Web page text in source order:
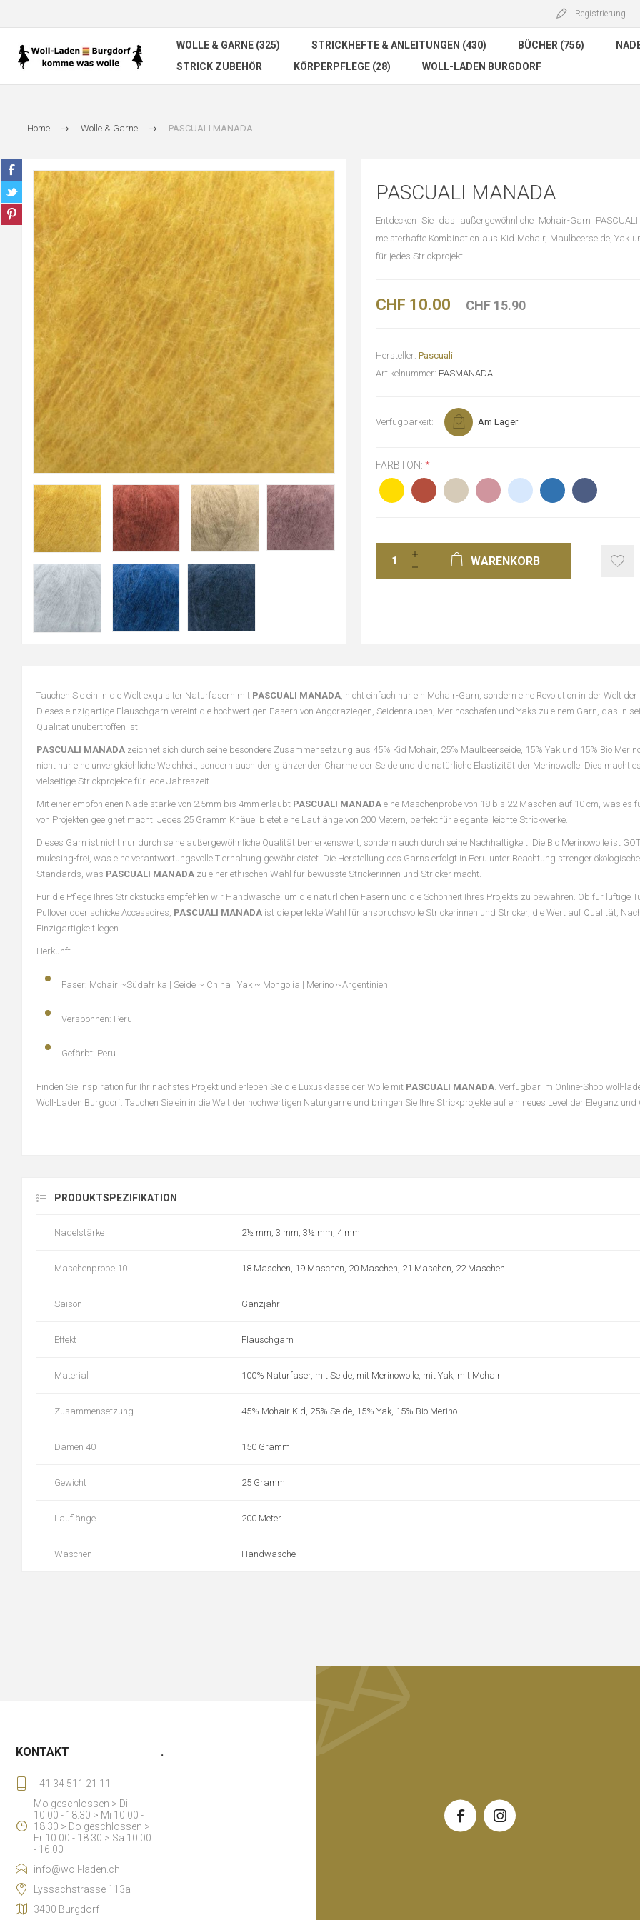
Registrierung
WOLLE & GARNE (325) STRICKHEFTE & ANLEITUNGEN (430) BÜCHER (756)
STRICK ZUBEHÖR
KÖRPERPFLEGE (28) WOLL-LADEN BURGDORF
Home Wolle & Garne PASCUALI MANADA
PASCUALI MANADA
Entdecken Sie das außergewöhnliche Mohair-Garn
meisterhafte Kombination aus Kid Mohair, Maulbeerseide, Yak
für jedes Strickprojekt.
CHF 10.00 CHF 15.90
Hersteller: Pascuali
Artikelnummer: PASMANADA
Verfügbarkeit: Am Lager
FARBTON: *
WARENKORB
Tauchen Sie ein in die Welt exquisiter Naturfasern mit PASCUALI MANADA, nicht einfach nur ein Mohair-Garn, sondern eine Revolution in der Welt
Dieses einzigartige Flauschgarn vereint die hochwertigen Fasern von Angoraziegen, Seidenraupen, Merinoschafen und Yaks zu einem Garn, das in
Qualität unübertroffen ist.
PASCUALI MANADA zeichnet sich durch seine besondere Zusammensetzung aus 45% Kid Mohair, 25% Maulbeerseide, 15% Yak und 15% Bio
nicht nur eine unvergleichliche Weichheit, sondern auch den glänzenden Charme der Seide und die natürliche Elastizität der Merinowolle. Dies macht
vielseitige Strickprojekte für jede Jahreszeit.
Mit einer empfohlenen Nadelstärke von 2.5mm bis 4mm erlaubt PASCUALI MANADA eine Maschenprobe von 18 bis 22 Maschen auf 10 cm, was es
von Projekten geeignet macht. Jedes 25 Gramm Knäuel bietet eine Lauflänge von 200 Metern, perfekt für elegante, leichte Strickwerke.
Dieses Garn ist nicht nur durch seine außergewöhnliche Qualität bemerkenswert, sondern auch durch seine Nachhaltigkeit. Die Bio Merinowolle ist
mulesing-frei, was eine verantwortungsvolle Tierhaltung gewährleistet. Die Herstellung des Garns erfolgt in Peru unter Beachtung strenger
Standards, was PASCUALI MANADA zu einer ethischen Wahl für bewusste Strickerinnen und Stricker macht.
Für die Pflege Ihres Strickstücks empfehlen wir Handwäsche, um die natürlichen Fasern und die Schönheit Ihres Projekts zu bewahren. Ob für luftige
Pullover oder schicke Accessoires, PASCUALI MANADA ist die perfekte Wahl für anspruchsvolle Strickerinnen und Stricker, die Wert auf Qualität,
Einzigartigkeit legen.
Herkunft
Faser: Mohair ~Südafrika | Seide ~ China | Yak ~ Mongolia | Merino ~Argentinien
Versponnen: Peru
Gefärbt: Peru
Finden Sie Inspiration für Ihr nächstes Projekt und erleben Sie die Luxusklasse der Wolle mit PASCUALI MANADA. Verfügbar im Online-Shop woll-
Woll-Laden Burgdorf. Tauchen Sie ein in die Welt der hochwertigen Naturgarne und bringen Sie Ihre Strickprojekte auf ein neues Level der Eleganz und
PRODUKTSPEZIFIKATION
Nadelstärke 2½ mm, 3 mm, 3½ mm, 4 mm
Maschenprobe 10 18 Maschen, 19 Maschen, 20 Maschen, 21 Maschen, 22 Maschen
Saison Ganzjahr
Effekt Flauschgarn
Material 100% Naturfaser, mit Seide, mit Merinowolle, mit Yak, mit Mohair
Zusammensetzung 45% Mohair Kid, 25% Seide, 15% Yak, 15% Bio Merino
Damen 40 150 Gramm
Gewicht 25 Gramm
Lauflänge 200 Meter
Waschen Handwäsche
KONTAKT
+41 34 511 21 11
Mo geschlossen > Di
10.00 - 18.30 > Mi 10.00 -
18.30 > Do geschlossen >
Fr 10.00 - 18.30 > Sa 10.00
- 16.00
info@woll-laden.ch
Lyssachstrasse 113a
3400 Burgdorf
.